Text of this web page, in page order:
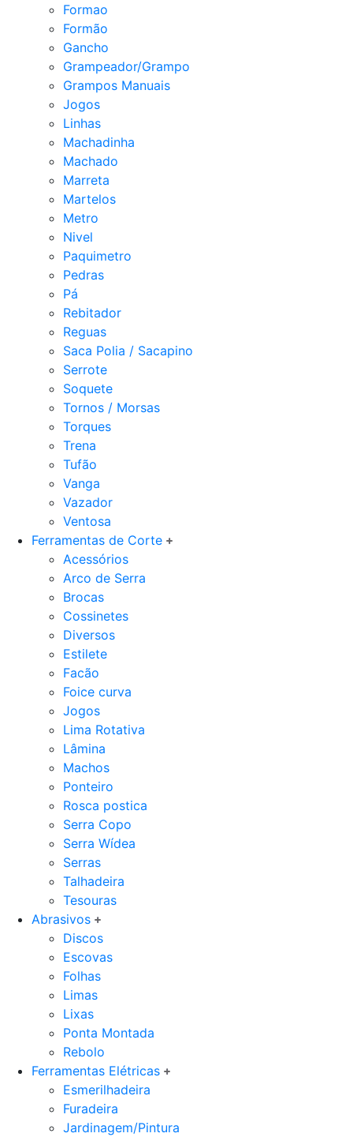
Formao
Formão
Gancho
Grampeador/Grampo
Grampos Manuais
Jogos
Linhas
Machadinha
Machado
Marreta
Martelos
Metro
Nivel
Paquimetro
Pedras
Pá
Rebitador
Reguas
Saca Polia / Sacapino
Serrote
Soquete
Tornos / Morsas
Torques
Trena
Tufão
Vanga
Vazador
Ventosa
Ferramentas de Corte
Acessórios
Arco de Serra
Brocas
Cossinetes
Diversos
Estilete
Facão
Foice curva
Jogos
Lima Rotativa
Lâmina
Machos
Ponteiro
Rosca postica
Serra Copo
Serra Wídea
Serras
Talhadeira
Tesouras
Abrasivos
Discos
Escovas
Folhas
Limas
Lixas
Ponta Montada
Rebolo
Ferramentas Elétricas
Esmerilhadeira
Furadeira
Jardinagem/Pintura